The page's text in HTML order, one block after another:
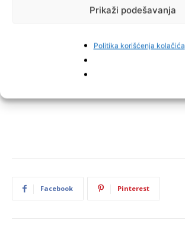
Prikaži podešavanja
Politika korišćenja kolačića
Facebook Pinterest